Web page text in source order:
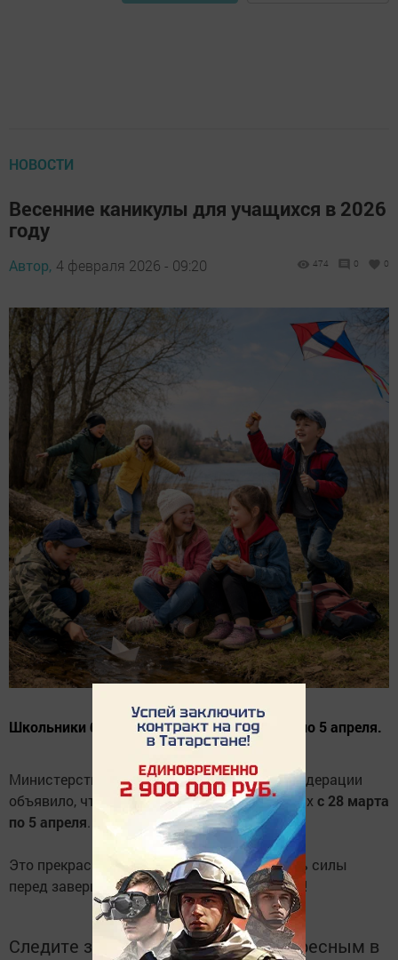
НОВОСТИ
Весенние каникулы для учащихся в 2026
году
Автор, 4 февраля 2026 - 09:20 474 0 0
Школьники будут на каникулах с 28 марта по 5 апреля.
Министерство просвещения Российской Федерации
объявило, что школьники будут на каникулах с 28 марта
по 5 апреля.
Это прекрасная возможность восстановить силы
перед завершающим этапом учебного года!
Следите за самым важным и интересным в